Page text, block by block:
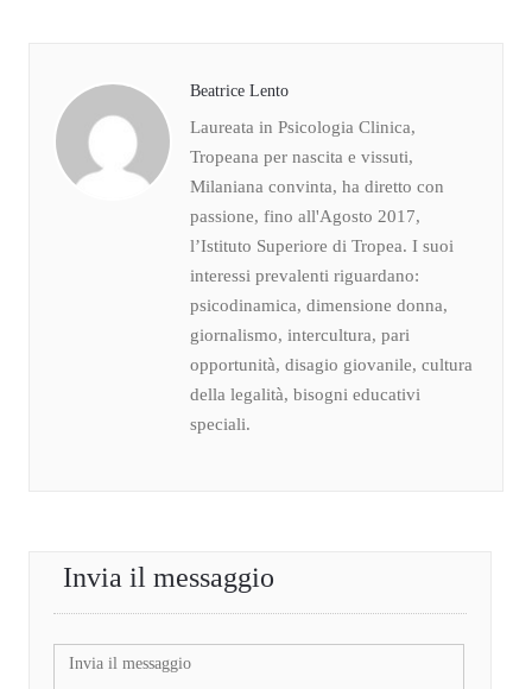
Beatrice Lento
Laureata in Psicologia Clinica,
Tropeana per nascita e vissuti,
Milaniana convinta, ha diretto con
passione, fino all'Agosto 2017,
l’Istituto Superiore di Tropea. I suoi
interessi prevalenti riguardano:
psicodinamica, dimensione donna,
giornalismo, intercultura, pari
opportunità, disagio giovanile, cultura
della legalità, bisogni educativi
speciali.
Invia il messaggio